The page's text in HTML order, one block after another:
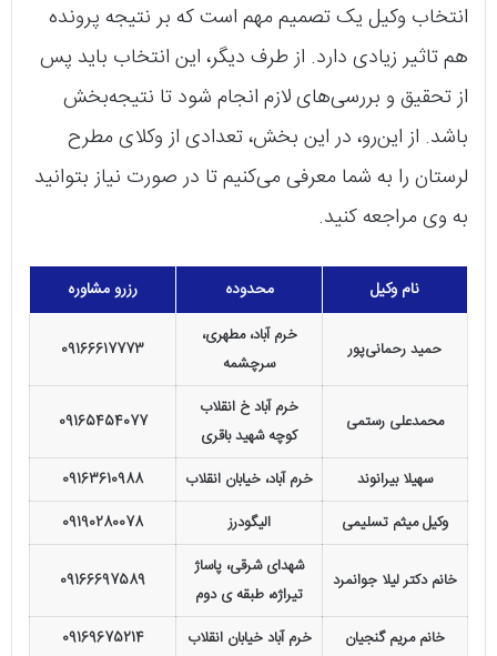
انتخاب وکیل یک تصمیم مهم است که بر نتیجه پرونده
هم تاثیر زیادی دارد. از طرف دیگر، این انتخاب باید پس
از تحقیق و بررسی‌های لازم انجام شود تا نتیجه‌بخش
باشد. از این‌رو، در این بخش، تعدادی از وکلای مطرح
لرستان را به شما معرفی می‌کنیم تا در صورت نیاز بتوانید
به وی مراجعه کنید.
نام وکیل محدوده رزرو مشاوره
حمید رحمانی‌پور
خرم آباد، مطهری،
سرچشمه
09166617773
محمدعلی رستمی
خرم آباد خ انقلاب
کوچه شهید باقری
09165454077
سهیلا بیرانوند خرم آباد، خیابان انقلاب
09163610988
وکیل میثم تسلیمی
الیگودرز 09190280078
خانم دکتر لیلا جوانمرد
شهدای شرقی، پاساژ
تیراژه، طبقه ی دوم
09166697589
خانم مریم گنجیان خرم آباد خیابان انقلاب 09169675214